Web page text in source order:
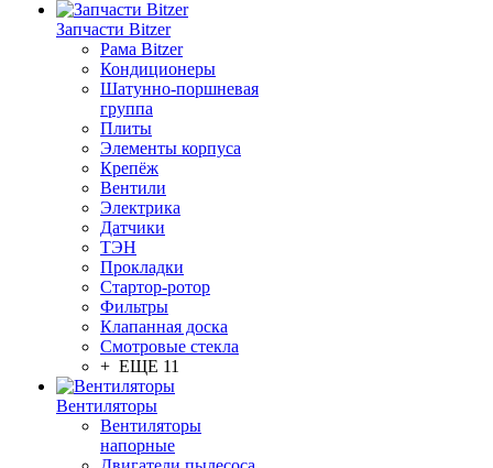
Запчасти Bitzer
Рама Bitzer
Кондиционеры
Шатунно-поршневая
группа
Плиты
Элементы корпуса
Крепёж
Вентили
Электрика
Датчики
ТЭН
Прокладки
Стартор-ротор
Фильтры
Клапанная доска
Смотровые стекла
+ ЕЩЕ 11
Вентиляторы
Вентиляторы
напорные